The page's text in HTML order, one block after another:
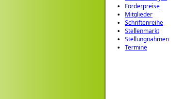
Förderpreise
Mitglieder
Schriftenreihe
Stellenmarkt
Stellungnahmen
Termine